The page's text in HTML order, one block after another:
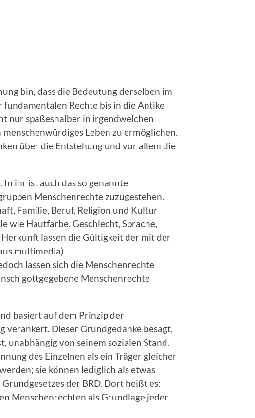
bin, dass die Bedeutung derselben im
Rechte bis in die Antike
nur spaßeshalber in irgendwelchen
Leben zu ermöglichen.
über die Entstehung und vor allem die
ihr ist auch das so genannte
Menschenrechte zuzugestehen.
Familie, Beruf, Religion und Kultur
wie Hautfarbe, Geschlecht, Sprache,
lassen die Gültigkeit der mit der
multimedia)
lassen sich die Menschenrechte
gottgegebene Menschenrechte
basiert auf dem Prinzip der
Dieser Grundgedanke besagt,
unabhängig von seinem sozialen Stand.
des Einzelnen als ein Träger gleicher
sie können lediglich als etwas
der BRD. Dort heißt es:
Menschenrechten als Grundlage jeder